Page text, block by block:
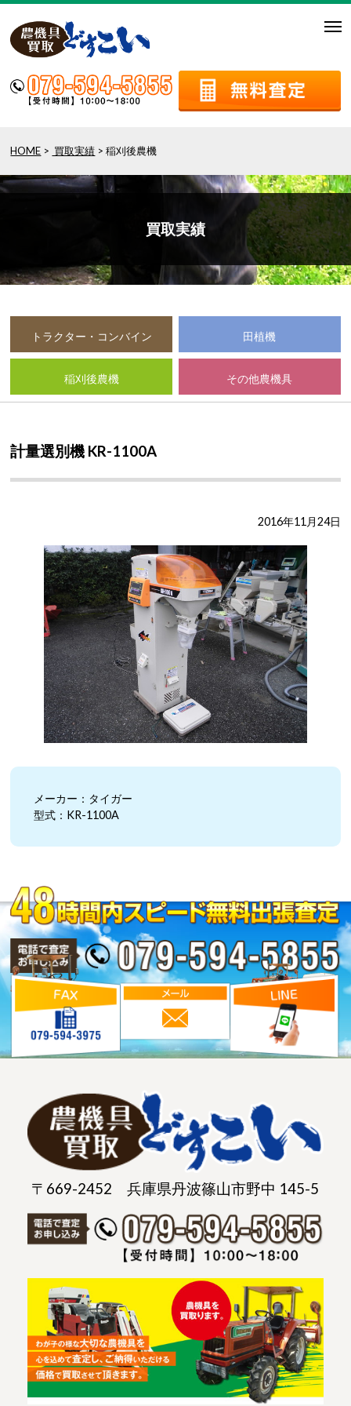
HOME > 買取実績 > 稲刈後農機
買取実績
トラクター・コンバイン 田植機
稲刈後農機 その他農機具
計量選別機 KR-1100A
2016年11月24日
メーカー：タイガー
型式：KR-1100A
〒669-2452 兵庫県丹波篠山市野中 145-5